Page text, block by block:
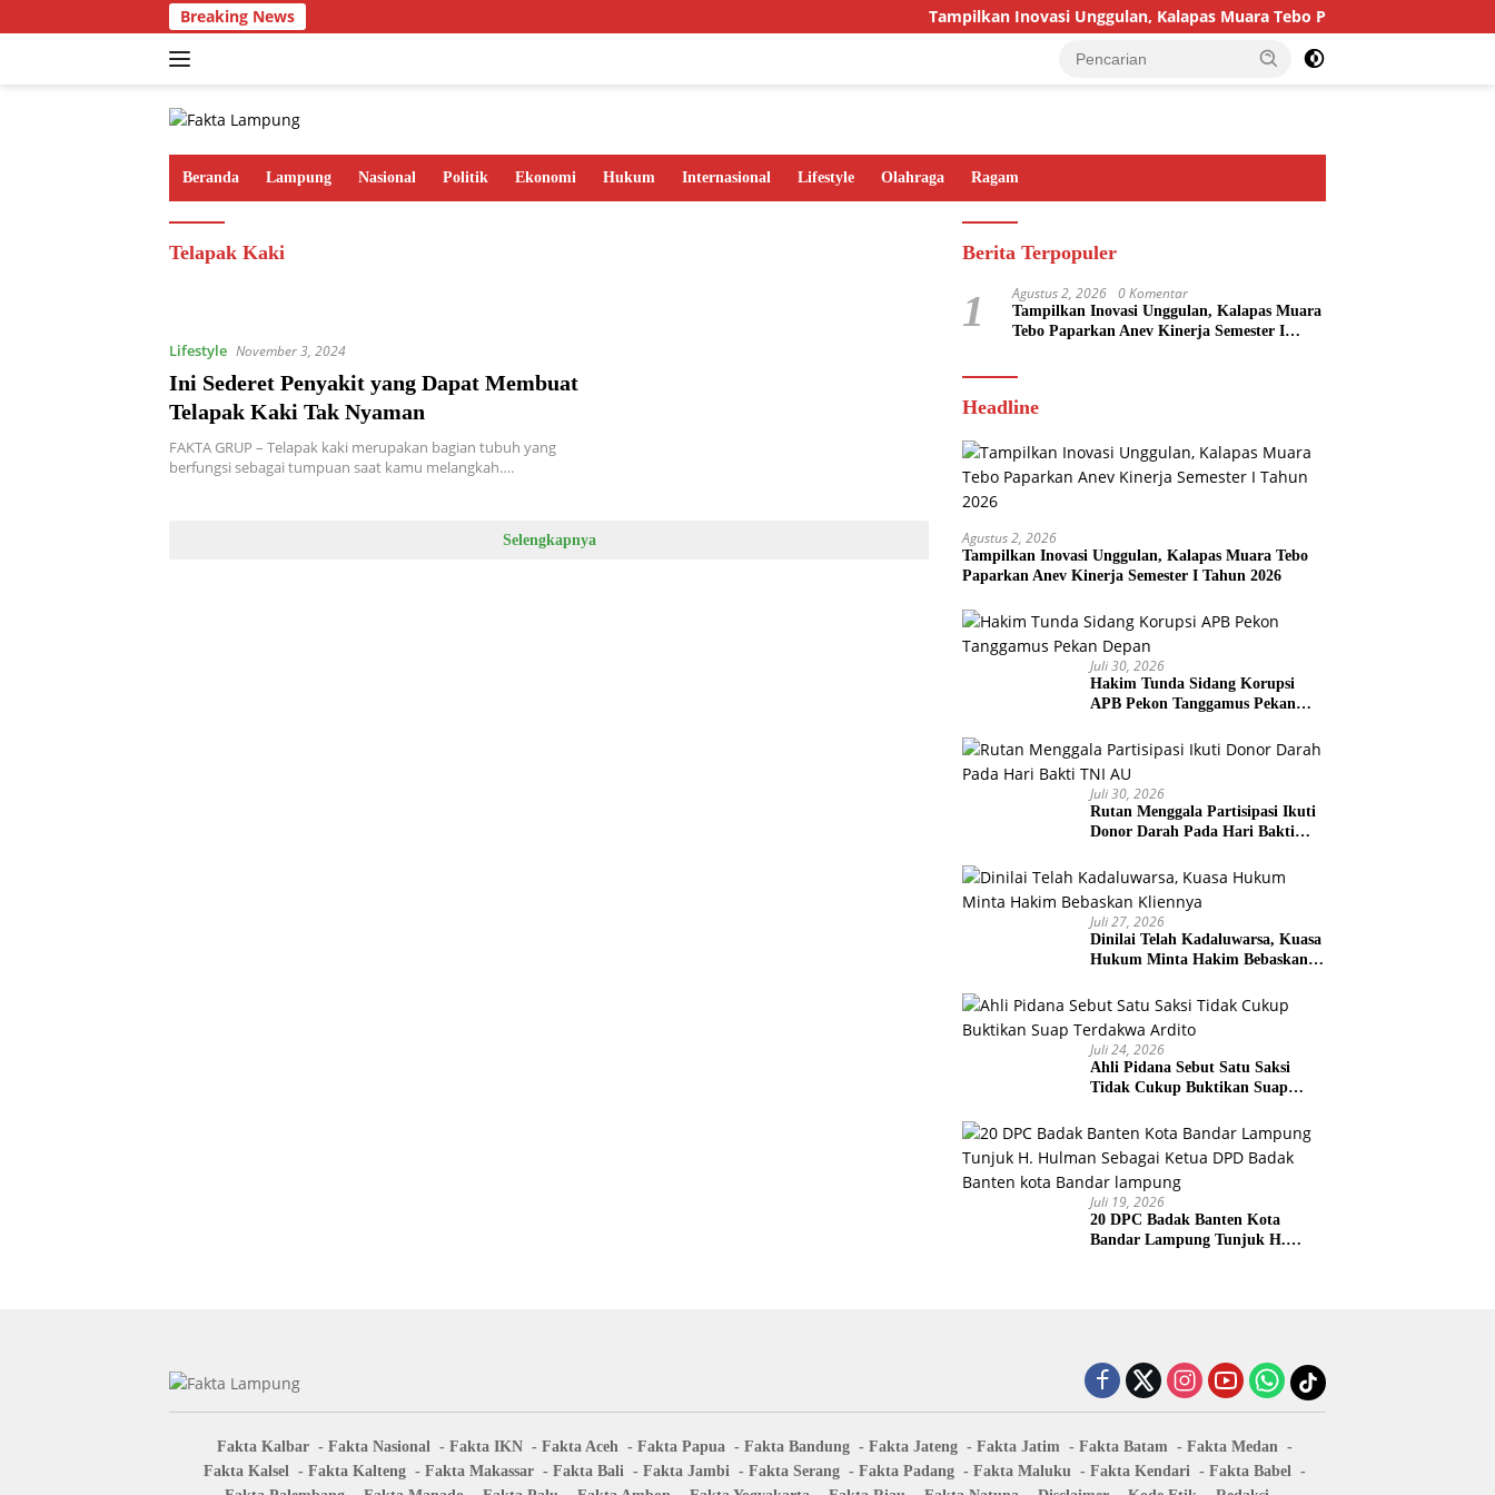
ke
Breaking News Tampilkan Inovasi Unggulan, Kalapas Muara Tebo Paparkan Anev Kinerja
Beranda Lampung Nasional Politik Ekonomi Hukum Internasional Lifestyle Olahraga Ragam
Telapak Kaki
Lifestyle November 3, 2024
Ini Sederet Penyakit yang Dapat Membuat
Telapak Kaki Tak Nyaman
FAKTA GRUP – Telapak kaki merupakan bagian tubuh yang
berfungsi sebagai tumpuan saat kamu melangkah….
Selengkapnya
Berita Terpopuler
1 Agustus 2, 2026 0 Komentar
Tampilkan Inovasi Unggulan, Kalapas Muara
Tebo Paparkan Anev Kinerja Semester I
Headline
Agustus 2, 2026
Tampilkan Inovasi Unggulan, Kalapas Muara Tebo
Paparkan Anev Kinerja Semester I Tahun 2026
Juli 30, 2026
Hakim Tunda Sidang Korupsi
APB Pekon Tanggamus Pekan
Juli 30, 2026
Rutan Menggala Partisipasi Ikuti
Donor Darah Pada Hari Bakti
Juli 27, 2026
Dinilai Telah Kadaluwarsa, Kuasa
Hukum Minta Hakim Bebaskan
Juli 24, 2026
Ahli Pidana Sebut Satu Saksi
Tidak Cukup Buktikan Suap
Juli 19, 2026
20 DPC Badak Banten Kota
Bandar Lampung Tunjuk H.
Fakta Kalbar Fakta Nasional Fakta IKN Fakta Aceh Fakta Papua Fakta Bandung Fakta Jateng Fakta Jatim Fakta Batam
Fakta Medan
Fakta Kalsel
Fakta Kalteng Fakta Makassar Fakta Bali Fakta Jambi Fakta Serang Fakta Padang Fakta Maluku Fakta Kendari
Fakta Babel